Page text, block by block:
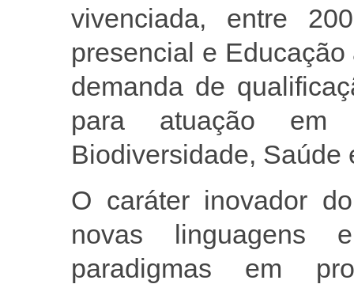
vivenciada, entre
presencial e
demanda de
para atuação
Biodiversidade, Saúde
O caráter inovador
novas
paradigmas em